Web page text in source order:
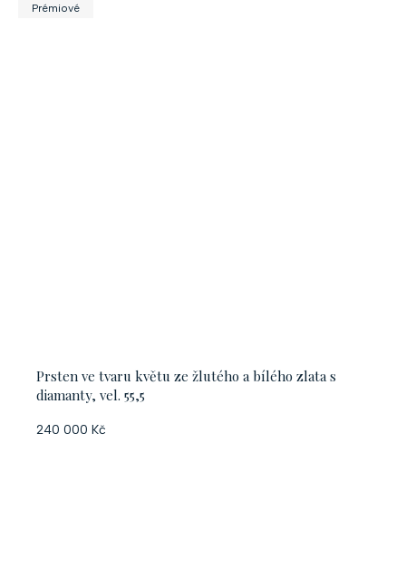
Prémiové
Prsten ve tvaru květu ze žlutého a bílého zlata s
diamanty, vel. 55,5
240 000 Kč